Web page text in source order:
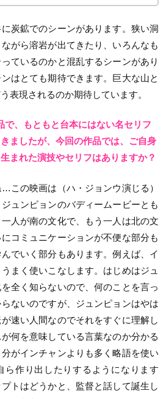
炭鉱でのシーンがあります。狭い洞
がら溶岩が出てきたり、いろんなも
ているのかと混乱するシーンがあり
はとても期待できます。巨大な山と
表現されるのか期待しています。
、もともと台本にはない名セリフ
ましたが、今回の作品では、ご自身
まれた演技やセリフはありますか？
この映画は（ハ・ジョンウ演じる）
ュンピョンのバディームービーとも
人が南の文化で、もう一人は北の文
コミュニケーションが不便な部分も
でいく部分もあります。例えば、イ
まく使いこなします。はじめはジュ
全く知らないので、何のことを言っ
ないのですが、ジュンピョンはやは
速い人間なのでそれをすぐに理解し
何を意味している言葉なのか分かる
がインチャンよりも多く略語を使い
ら作り出したりするようになります
プトはどうかと、監督と話して誕生し